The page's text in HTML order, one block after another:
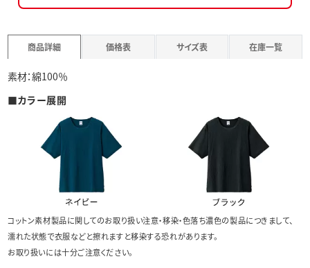
商品詳細 価格表 サイズ表 在庫一覧
素材：綿100％
■カラー展開
コットン素材製品に関してのお取り扱い注意・移染・色落ち濃色の製品につきまして、
濡れた状態で衣服などと擦れますと移染する恐れがあります。
お取り扱いには十分ご注意ください。